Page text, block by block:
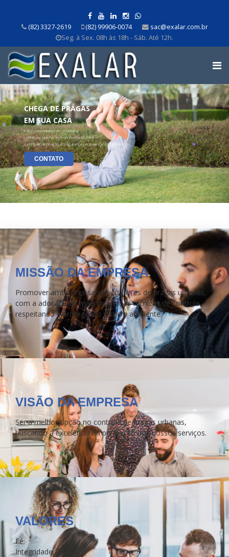
(82) 3327-2619 (82) 99906-0074
sac@exalar.com.br
Seg. à Sex. 08h às 18h - Sáb. Até 12h.
CHEGA DE PRAGAS
EM SUA CASA
Entre em contato com a Exalar e
conheça o que há de mais moderno para
o controle de pragas e segurança para você e sua família.
CONTATO
MISSÃO DA EMPRESA
Promover ambientes saudáveis, livres de pragas urbanas,
com a adoção das mais modernas técnicas de controle,
respeitando e protegendo o meio ambiente.
VISÃO DA EMPRESA
Ser a melhor opção no controle de pragas urbanas,
buscando a excelência na prestação dos nossos serviços.
VALORES
Fé;
Integridade;